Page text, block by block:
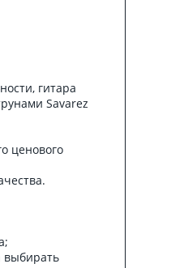
гитара
Savarez
ценового
выбирать